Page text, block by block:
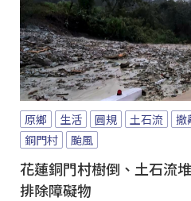
原鄉 生活 圓規 土石流 撤
銅門村
颱風
花蓮銅門村樹倒、土石流
排除障礙物